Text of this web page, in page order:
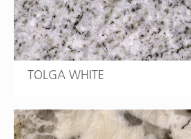
TOLGA WHITE